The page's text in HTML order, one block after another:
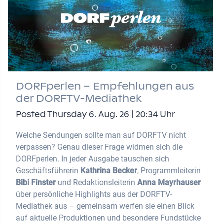
DORFperlen – Empfehlungen aus
der DORFTV-Mediathek
Posted Thursday 6. Aug. 26 | 20:34 Uhr
Welche Sendungen sollte man auf DORFTV nicht
verpassen? Genau dieser Frage widmen sich die
DORFperlen. In jeder Ausgabe tauschen sich
Geschäftsführerin Kathrina Becker, Programmleiterin
Bibi Finster und Redaktionsleiterin Anna Mayrhauser
über persönliche Highlights aus der DORFTV-
Mediathek aus – gemeinsam werfen sie einen Blick
auf aktuelle Produktionen und besondere Fundstücke